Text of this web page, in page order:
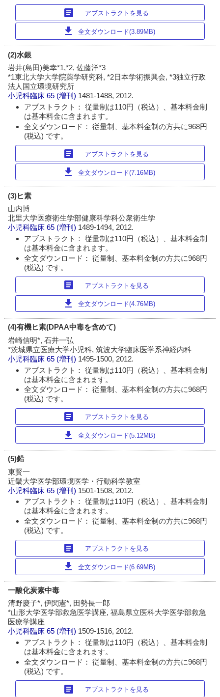
article アブストラクトを見る
download 全文ダウンロード(3.89MB)
(2)水銀
岩井(島田)美幸*1,*2, 佐藤洋*3
*1東北大学大学院薬学研究科, *2日本学術振興会, *3独立行政
法人国立環境研究所
小児科臨床 65 (増刊) 1481-1488, 2012.
アブストラクト： 従量制は110円（税込）、基本料金制
は基本料金に含まれます。
全文ダウンロード： 従量制、基本料金制の方共に968円
(税込) です。
article アブストラクトを見る
download 全文ダウンロード(7.16MB)
(3)ヒ素
山内博
北里大学医療衛生学部健康科学科公衆衛生学
小児科臨床 65 (増刊) 1489-1494, 2012.
アブストラクト： 従量制は110円（税込）、基本料金制
は基本料金に含まれます。
全文ダウンロード： 従量制、基本料金制の方共に968円
(税込) です。
article アブストラクトを見る
download 全文ダウンロード(4.76MB)
(4)有機ヒ素(DPAA中毒を含めて)
岩崎信明*, 石井一弘
*茨城県立医療大学小児科, 筑波大学臨床医学系神経内科
小児科臨床 65 (増刊) 1495-1500, 2012.
アブストラクト： 従量制は110円（税込）、基本料金制
は基本料金に含まれます。
全文ダウンロード： 従量制、基本料金制の方共に968円
(税込) です。
article アブストラクトを見る
download 全文ダウンロード(5.12MB)
(5)鉛
東賢一
近畿大学医学部環境医学・行動科学教室
小児科臨床 65 (増刊) 1501-1508, 2012.
アブストラクト： 従量制は110円（税込）、基本料金制
は基本料金に含まれます。
全文ダウンロード： 従量制、基本料金制の方共に968円
(税込) です。
article アブストラクトを見る
download 全文ダウンロード(6.69MB)
一酸化炭素中毒
清野慶子*, 伊関憲*, 田勢長一郎
*山形大学医学部救急医学講座, 福島県立医科大学医学部救急
医療学講座
小児科臨床 65 (増刊) 1509-1516, 2012.
アブストラクト： 従量制は110円（税込）、基本料金制
は基本料金に含まれます。
全文ダウンロード： 従量制、基本料金制の方共に968円
(税込) です。
article アブストラクトを見る